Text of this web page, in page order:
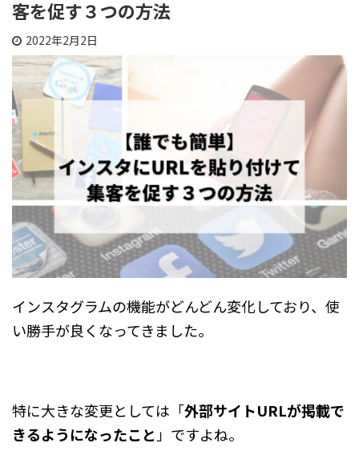
客を促す３つの方法
2022年2月2日
インスタグラムの機能がどんどん変化しており、使
い勝手が良くなってきました。
特に大きな変更としては「外部サイトURLが掲載で
きるようになったこと」ですよね。